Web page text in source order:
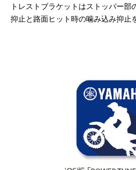
トレストブラケットはストッパー部
抑止と路面ヒット時の噛み込み抑止